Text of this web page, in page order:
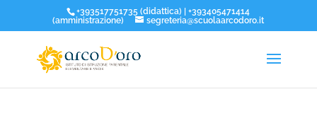
+393517751735 (didattica) | +393405471414
(amministrazione)
segreteria@scuolaarcodoro.it